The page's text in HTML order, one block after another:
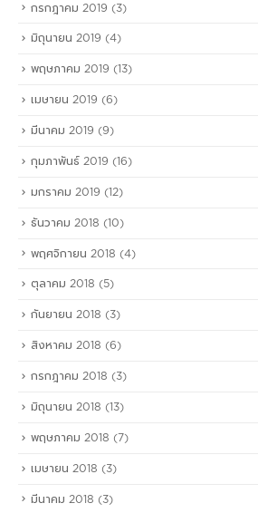
กรกฎาคม 2019 (3)
มิถุนายน 2019 (4)
พฤษภาคม 2019 (13)
เมษายน 2019 (6)
มีนาคม 2019 (9)
กุมภาพันธ์ 2019 (16)
มกราคม 2019 (12)
ธันวาคม 2018 (10)
พฤศจิกายน 2018 (4)
ตุลาคม 2018 (5)
กันยายน 2018 (3)
สิงหาคม 2018 (6)
กรกฎาคม 2018 (3)
มิถุนายน 2018 (13)
พฤษภาคม 2018 (7)
เมษายน 2018 (3)
มีนาคม 2018 (3)